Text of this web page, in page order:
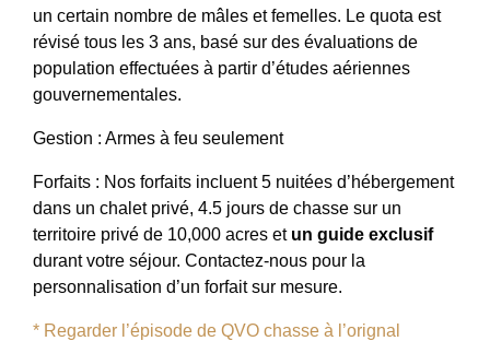
un certain nombre de mâles et femelles. Le quota est
révisé tous les 3 ans, basé sur des évaluations de
population effectuées à partir d’études aériennes
gouvernementales.
Gestion : Armes à feu seulement
Forfaits : Nos forfaits incluent 5 nuitées d’hébergement
dans un chalet privé, 4.5 jours de chasse sur un
territoire privé de 10,000 acres et un guide exclusif
durant votre séjour. Contactez-nous pour la
personnalisation d’un forfait sur mesure.
* Regarder l’épisode de QVO chasse à l’orignal